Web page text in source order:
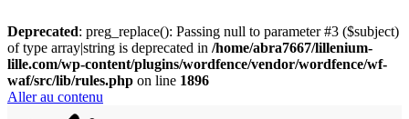
Deprecated: preg_replace(): Passing null to parameter #3 ($subject)
of type array|string is deprecated in /home/abra7667/lillenium-
lille.com/wp-content/plugins/wordfence/vendor/wordfence/wf-
waf/src/lib/rules.php on line 1896
Aller au contenu